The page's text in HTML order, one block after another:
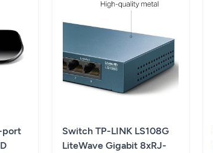
port
Switch TP-LINK LS108G
LiteWave Gigabit 8xRJ-